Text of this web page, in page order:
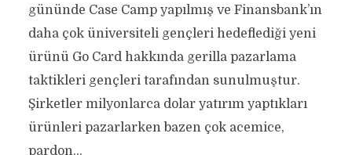
gününde Case Camp yapılmış ve Finansbank’ın
daha çok üniversiteli gençleri hedeflediği yeni
ürünü Go Card hakkında gerilla pazarlama
taktikleri gençleri tarafından sunulmuştur.
Şirketler milyonlarca dolar yatırım yaptıkları
ürünleri pazarlarken bazen çok acemice,
pardon...